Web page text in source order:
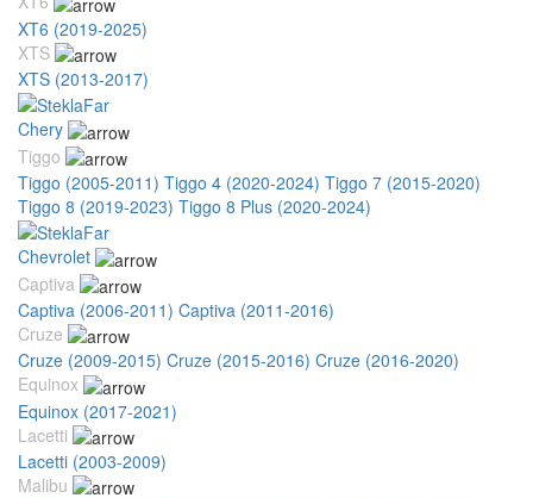
XT6 (2019-2025)
XTS
XTS (2013-2017)
Chery
Tiggo
Tiggo (2005-2011) Tiggo 4 (2020-2024) Tiggo 7 (2015-2020)
Tiggo 8 (2019-2023) Tiggo 8 Plus (2020-2024)
Chevrolet
Captiva
Captiva (2006-2011) Captiva (2011-2016)
Cruze
Cruze (2009-2015) Cruze (2015-2016) Cruze (2016-2020)
Equinox
Equinox (2017-2021)
Lacetti
Lacetti (2003-2009)
Malibu